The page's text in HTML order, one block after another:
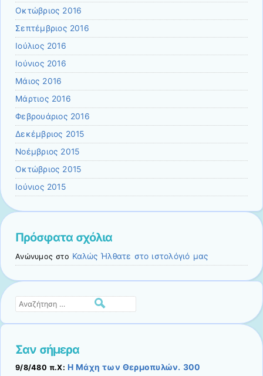
Οκτώβριος 2016
Σεπτέμβριος 2016
Ιούλιος 2016
Ιούνιος 2016
Μάιος 2016
Μάρτιος 2016
Φεβρουάριος 2016
Δεκέμβριος 2015
Νοέμβριος 2015
Οκτώβριος 2015
Ιούνιος 2015
Πρόσφατα σχόλια
Ανώνυμος στο Καλώς Ήλθατε στο ιστολόγιό μας
Αναζήτηση
Σαν σήμερα
9/8/480 π.Χ: Η Μάχη των Θερμοπυλών. 300